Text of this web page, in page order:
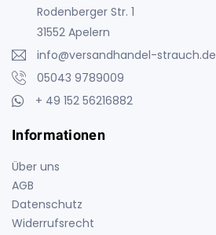
Rodenberger Str. 1
31552 Apelern
info@versandhandel-strauch.de
05043 9789009
+ 49 152 56216882
Informationen
Über uns
AGB
Datenschutz
Widerrufsrecht